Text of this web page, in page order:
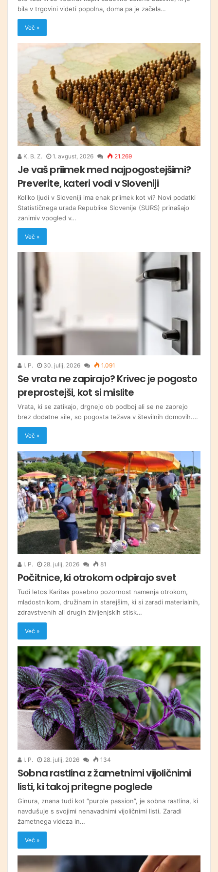
bila v trgovini videti popolna, doma pa je začela…
Več »
K. B. Z. 1. avgust, 2026 21.269
Je vaš priimek med najpogostejšimi?
Preverite, kateri vodi v Sloveniji
Koliko ljudi v Sloveniji ima enak priimek kot vi? Novi podatki
Statističnega urada Republike Slovenije (SURS) prinašajo
zanimiv vpogled v…
Več »
I. P. 30. julij, 2026 1.091
Se vrata ne zapirajo? Krivec je pogosto
preprostejši, kot si mislite
Vrata, ki se zatikajo, drgnejo ob podboj ali se ne zaprejo
brez dodatne sile, so pogosta težava v številnih domovih.…
Več »
I. P. 28. julij, 2026 81
Počitnice, ki otrokom odpirajo svet
Tudi letos Karitas posebno pozornost namenja otrokom,
mladostnikom, družinam in starejšim, ki si zaradi materialnih,
zdravstvenih ali drugih življenjskih stisk…
Več »
I. P. 28. julij, 2026 134
Sobna rastlina z žametnimi vijoličnimi
listi, ki takoj pritegne poglede
Ginura, znana tudi kot “purple passion”, je sobna rastlina, ki
navdušuje s svojimi nenavadnimi vijoličnimi listi. Zaradi
žametnega videza in…
Več »